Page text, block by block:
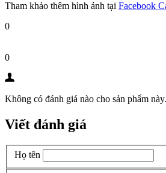
Tham khảo thêm hình ảnh tại Facebook
0
0
Không có đánh giá nào cho sản phẩm này.
Viết đánh giá
Họ tên